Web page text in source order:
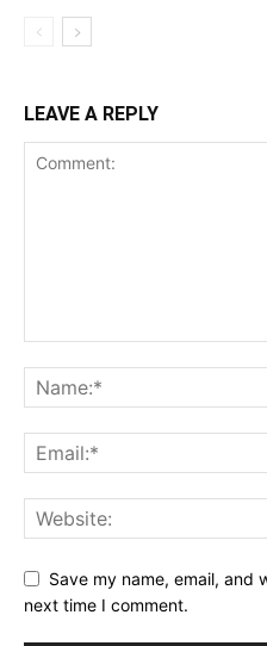
LEAVE A REPLY
Save my name, email, and
next time I comment.